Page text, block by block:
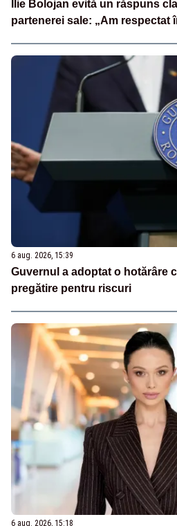
Ilie Bolojan evită un răspuns
partenerei sale: „Am respectat
6 aug. 2026, 15:39
Guvernul a adoptat o hotărâre
pregătire pentru riscuri
6 aug. 2026, 15:18